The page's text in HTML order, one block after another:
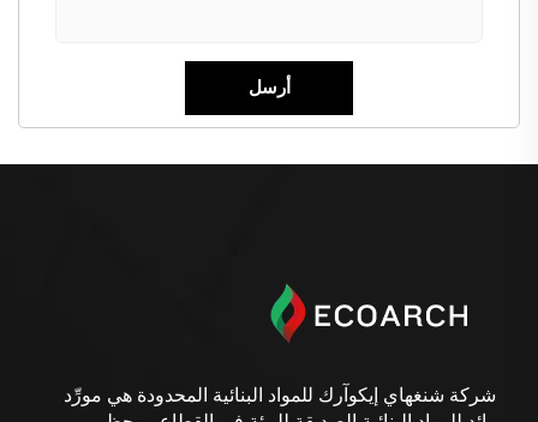
شركة شنغهاي إيكوآرك للمواد البنائية المحدودة هي مورِّد